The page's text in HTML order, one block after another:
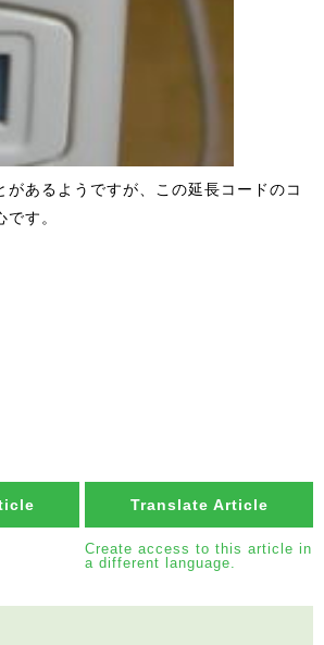
あるようですが、この延長コードのコ
す。
Translate Article
Create access to this article in
a different language.